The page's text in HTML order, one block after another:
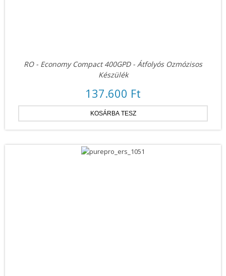
RO - Economy Compact 400GPD - Átfolyós Ozmózisos
Készülék
137.600 Ft